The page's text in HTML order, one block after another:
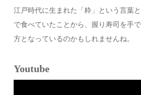
江戸時代に生まれた「粋」という言葉
で食べていたことから、握り寿司を手
方となっているのかもしれませんね。
Youtube